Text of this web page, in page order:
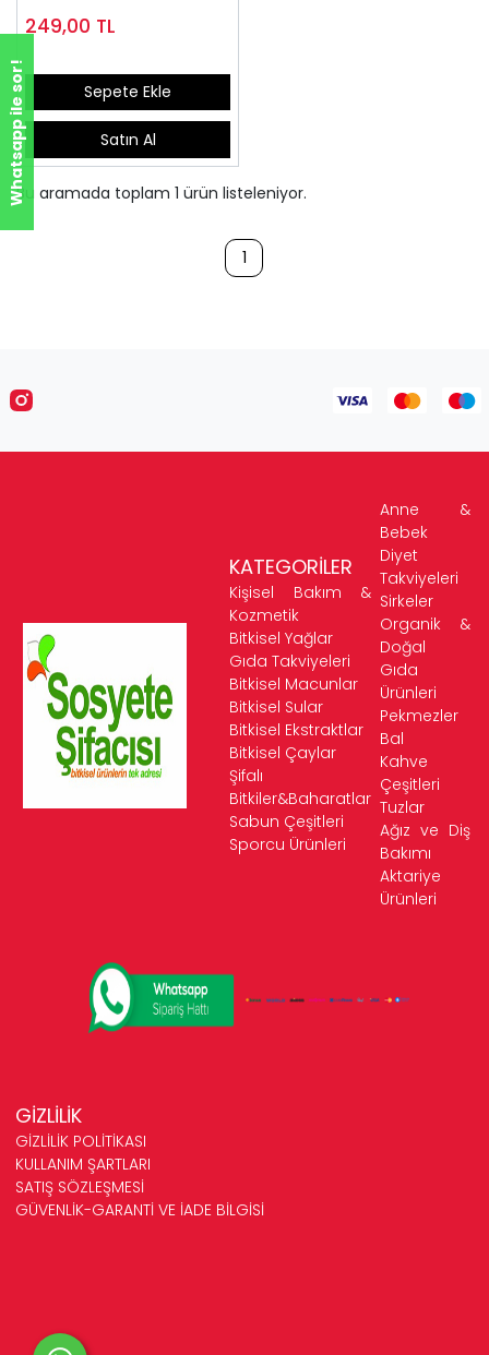
249,00 TL
Sepete Ekle
Satın Al
Bu aramada toplam 1 ürün listeleniyor.
1
KATEGORİLER
Kişisel Bakım &
Kozmetik
Bitkisel Yağlar
Gıda Takviyeleri
Bitkisel Macunlar
Bitkisel Sular
Bitkisel Ekstraktlar
Bitkisel Çaylar
Şifalı
Bitkiler&Baharatlar
Sabun Çeşitleri
Sporcu Ürünleri
Anne &
Bebek
Diyet
Takviyeleri
Sirkeler
Organik &
Doğal
Gıda
Ürünleri
Pekmezler
Bal
Kahve
Çeşitleri
Tuzlar
Ağız ve Diş
Bakımı
Aktariye
Ürünleri
GİZLİLİK
GİZLİLİK POLİTİKASI
KULLANIM ŞARTLARI
SATIŞ SÖZLEŞMESİ
GÜVENLİK-GARANTİ VE İADE BİLGİSİ
Whatsapp ile sor!